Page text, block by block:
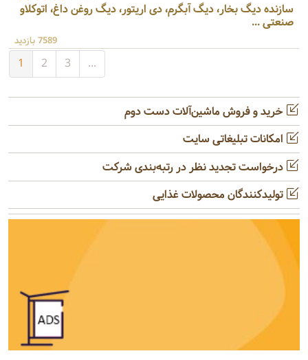
سازنده دیگ بخار، دیگ آبگرم، دی اریتور، دیگ روغن داغ، اتوکلاو
صنعتی ...
7589 بازدید
1 2 3 ...
خرید و فروش ماشین‌آلات دست دوم
امکانات تبلیغاتی سایت
درخواست تجدید نظر در رتبه‌بندی شرکت
تولیدکنندگان محصولات غذایی